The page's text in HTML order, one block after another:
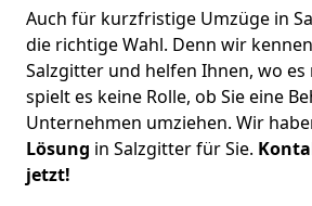
Auch für kurzfristige Umzüge in
die richtige Wahl. Denn wir
Salzgitter und helfen Ihnen, wo es
spielt es keine Rolle, ob Sie eine
Unternehmen umziehen. Wir
Lösung in Salzgitter für Sie.
jetzt!